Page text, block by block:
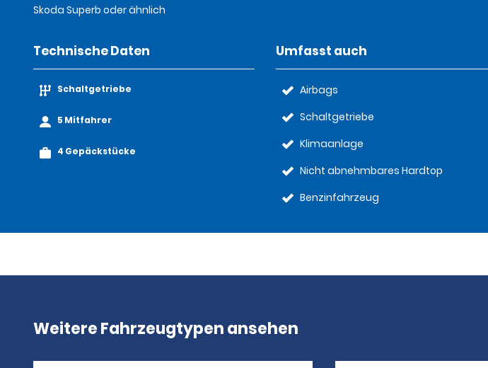
Skoda Superb oder ähnlich
Technische Daten
Schaltgetriebe
5 Mitfahrer
4 Gepäckstücke
Umfasst auch
Airbags
Schaltgetriebe
Klimaanlage
Nicht abnehmbares Hardtop
Benzinfahrzeug
Weitere Fahrzeugtypen ansehen